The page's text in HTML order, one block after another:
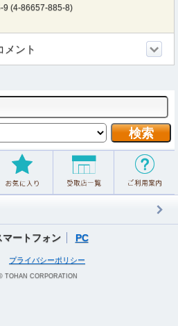
9 (4-86657-885-8)
メント
マートフォン PC
プライバシーポリシー
TOHAN CORPORATION